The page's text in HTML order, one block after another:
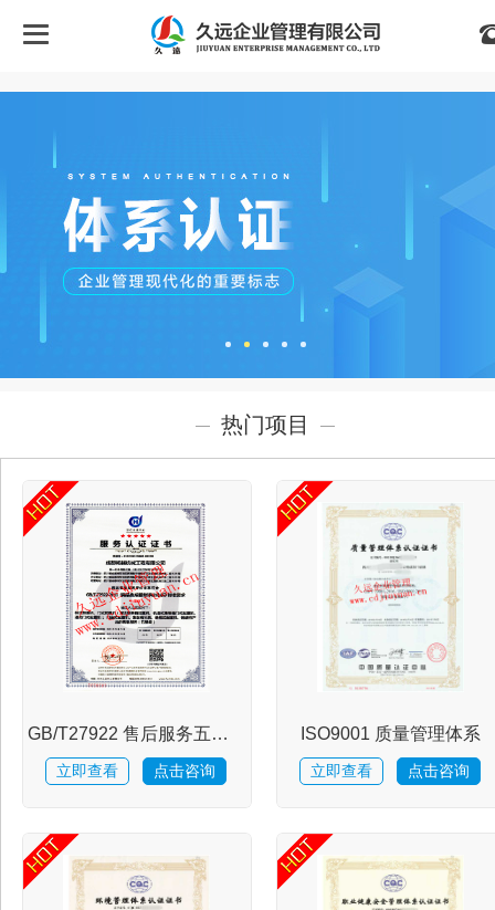
热门项目
GB/T27922 售后服务五星评价
立即查看 点击咨询
ISO9001 质量管理体系
立即查看 点击咨询